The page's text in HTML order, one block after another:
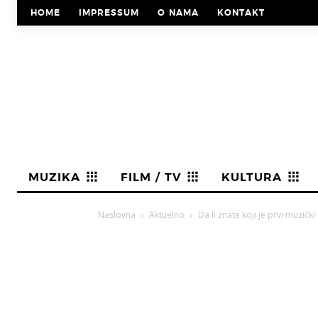
HOME IMPRESSUM O NAMA KONTAKT
MUZIKA FILM / TV KULTURA
Naslovna Aktuelno Da li znate koji je prvi